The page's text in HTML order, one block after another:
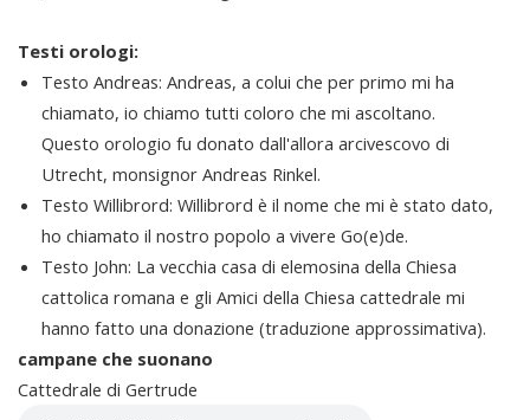
Testi orologi:
Testo Andreas: Andreas, a colui che per primo mi ha
chiamato, io chiamo tutti coloro che mi ascoltano.
Questo orologio fu donato dall'allora arcivescovo di
Utrecht, monsignor Andreas Rinkel.
Testo Willibrord: Willibrord è il nome che mi è stato dato,
ho chiamato il nostro popolo a vivere Go(e)de.
Testo John: La vecchia casa di elemosina della Chiesa
cattolica romana e gli Amici della Chiesa cattedrale mi
hanno fatto una donazione (traduzione approssimativa).
campane che suonano
Cattedrale di Gertrude